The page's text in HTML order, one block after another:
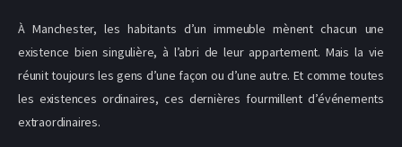
À Manchester, les habitants d’un immeuble mènent chacun une
existence bien singulière, à l’abri de leur appartement. Mais la vie
réunit toujours les gens d’une façon ou d’une autre. Et comme toutes
les existences ordinaires, ces dernières fourmillent d’événements
extraordinaires.